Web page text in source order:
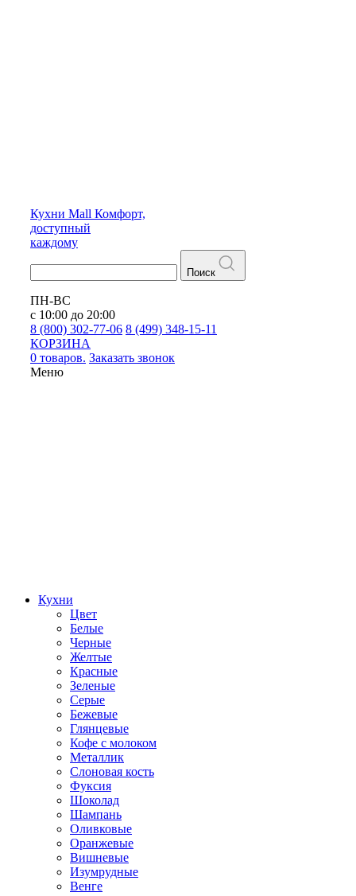
Кухни Mall Комфорт,
доступный
каждому
Поиск
ПН-ВС
с 10:00 до 20:00
8 (800) 302-77-06 8 (499) 348-15-11
КОРЗИНА
0 товаров. Заказать звонок
Меню
Кухни
Цвет
Белые
Черные
Желтые
Красные
Зеленые
Серые
Бежевые
Глянцевые
Кофе с молоком
Металлик
Слоновая кость
Фуксия
Шоколад
Шампань
Оливковые
Оранжевые
Вишневые
Изумрудные
Венге